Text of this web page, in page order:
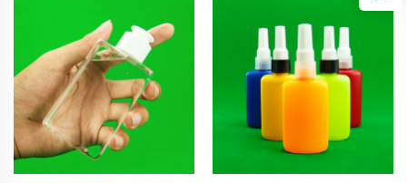
cyanoakrylatlimflaska, vridkäpp